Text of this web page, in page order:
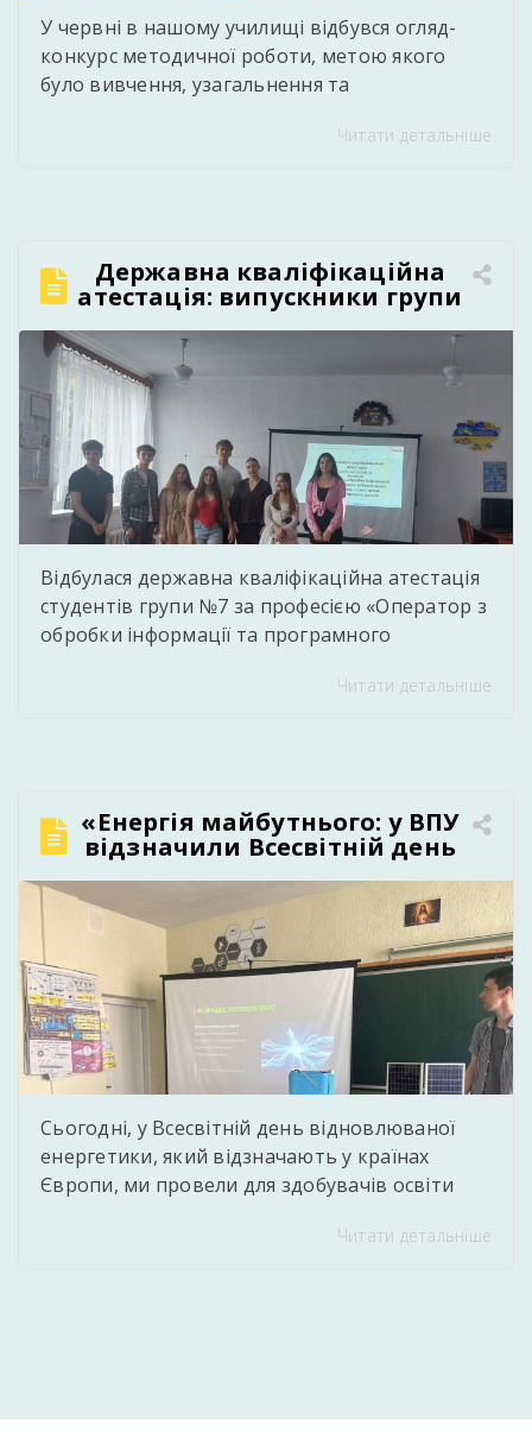
У червні в нашому училищі відбувся огляд-
конкурс методичної роботи, метою якого
було вивчення, узагальнення та
досвіду, сучасних методичних напрацювань і
заходів, дидактичні матеріали, навчальні
посібники, тестові завдання, освітні проєкти,
презентації, відеоматеріали та інші авторські
напрацювання, спрямовані на […]
Читати детальніше
Державна кваліфікаційна
атестація: випускники групи
№7 успішно підтвердили
професійну кваліфікацію
Відбулася державна кваліфікаційна атестація
студентів групи №7 за професією «Оператор з
обробки інформації та програмного
бухгалтерських даних». Під час атестації
процесі навчання. Випускники успішно
виконали кваліфікаційні завдання,
підтвердивши готовність до самостійної
професійної діяльності у сфері інформаційних
технологій та […]
Читати детальніше
«Енергія майбутнього: у ВПУ
відзначили Всесвітній день
відновлюваної енергетики»
Сьогодні, у Всесвітній день відновлюваної
енергетики, який відзначають у країнах
Європи, ми провели для здобувачів освіти
фізики та астрономії Єднорович Андрій
лише побачили роботу реальної системи в дії,
Читати детальніше